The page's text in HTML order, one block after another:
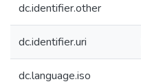
dc.identifier.other
dc.identifier.uri
dc.language.iso